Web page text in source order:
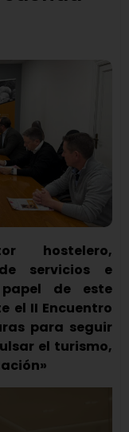
hostelero,
servicios e
de este
el II Encuentro
para seguir
el turismo,